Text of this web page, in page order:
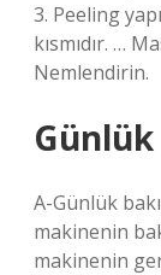
3. Peeling
kısmıdır. …
Nemlendirin.
Günlük
A-Günlük
makinenin
makinenin